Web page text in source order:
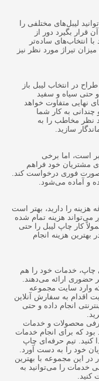
لیبل‌های مختلفی را
قرار بگیرد دور از
انتخاب‌های ساده‌تر
تیراژ مورد نظر نیز
در انتخاب لیبل باز
حتی سیاه و سفید
نهایی متفاوت خواهد
چندانی به کار شما
نظر مخاطب را به
سازید.
است، اما برخی
مشتریان خود فراهم
فوری درخواست کند.
و آماده می‌شود.
هزینه را دارید، بهتر است
می‌تواند هزینه تمام شده
کار چاپ لیبل را حتی
بهترین هزینه انجام
چاپ، خدمات خود را هم
ارائه می‌دهند.
وارد سایت مجموعه
اقدام به سفارش آنلاین
انجام داده و حتی
محصولات و خدمات
که برای انجام خدمات
کنید. تیم حرفه‌ای چاپ
خود را به دست آورد.
در این مجموعه با بهترین
را می‌توانید به